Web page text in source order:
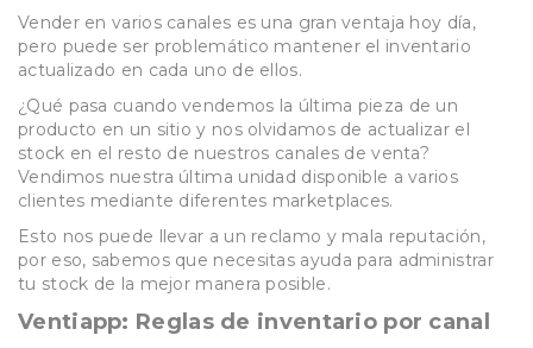
Vender en varios canales es una gran ventaja hoy día,
pero puede ser problemático mantener el inventario
actualizado en cada uno de ellos.
¿Qué pasa cuando vendemos la última pieza de un
producto en un sitio y nos olvidamos de actualizar el
stock en el resto de nuestros canales de venta?
Vendimos nuestra última unidad disponible a varios
clientes mediante diferentes marketplaces.
Esto nos puede llevar a un reclamo y mala reputación,
por eso, sabemos que necesitas ayuda para administrar
tu stock de la mejor manera posible.
Ventiapp: Reglas de inventario por canal